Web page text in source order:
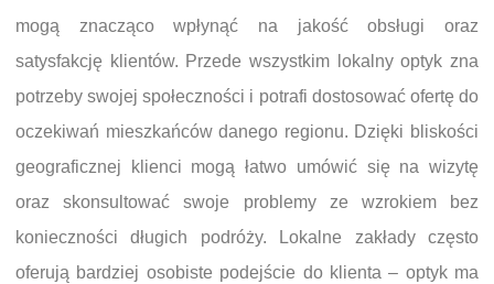
mogą znacząco wpłynąć na jakość obsługi oraz
satysfakcję klientów. Przede wszystkim lokalny optyk zna
potrzeby swojej społeczności i potrafi dostosować ofertę do
oczekiwań mieszkańców danego regionu. Dzięki bliskości
geograficznej klienci mogą łatwo umówić się na wizytę
oraz skonsultować swoje problemy ze wzrokiem bez
konieczności długich podróży. Lokalne zakłady często
oferują bardziej osobiste podejście do klienta – optyk ma